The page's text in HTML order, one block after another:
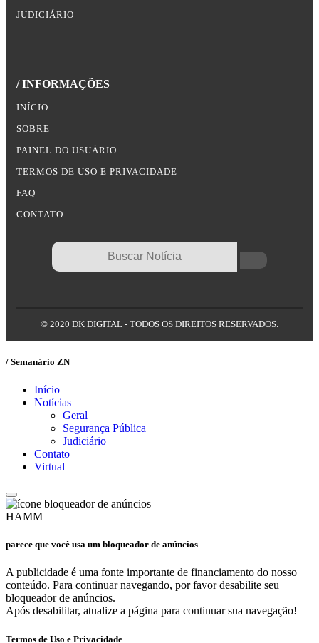
JUDICIÁRIO
/ INFORMAÇÕES
INÍCIO
SOBRE
PAINEL DO USUÁRIO
TERMOS DE USO E PRIVACIDADE
FAQ
CONTATO
© 2020 DK DIGITAL - TODOS OS DIREITOS RESERVADOS.
/ Semanário ZN
Início
Notícias
Geral
Segurança Pública
Judiciário
Contato
Virtual
HAMM
parece que você usa um bloqueador de anúncios
A publicidade é uma fonte importante de financiamento do nosso
conteúdo. Para continuar navegando, por favor desabilite seu
bloqueador de anúncios.
Após desabilitar, atualize a página para continuar sua navegação!
Termos de Uso e Privacidade